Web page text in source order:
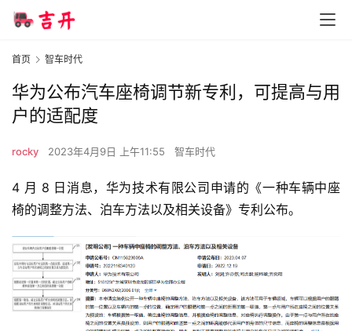
首页 智车时代
华为公布汽车座椅调节新专利，可提高与用
户的适配度
rocky 2023年4月9日 上午11:55 智车时代
4 月 8 日消息，华为技术有限公司申请的《一种车辆中座
椅的调整方法、泊车方法以及相关设备》专利公布。